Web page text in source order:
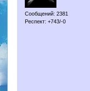
Сообщений: 2381
Респект: +743/-0